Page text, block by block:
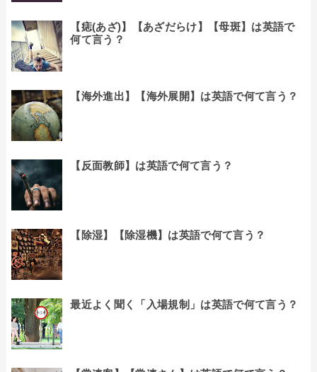
【痣(あざ)】【あざだらけ】【母斑】は英語で
何て言う？
【海外進出】【海外展開】は英語で何て言う？
【反面教師】は英語で何て言う？
【除湿】【除湿機】は英語で何て言う？
最近よく聞く「入場規制」は英語で何て言う？